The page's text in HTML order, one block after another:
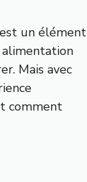
un élément
alimentation
Mais avec
comment